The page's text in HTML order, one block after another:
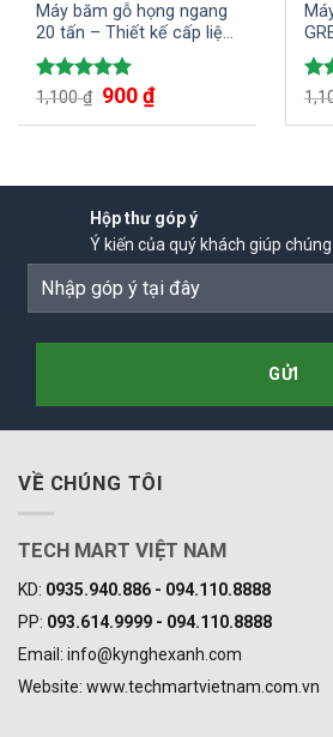
Máy băm gỗ họng ngang
20 tấn – Thiết kế cấp liệu
ngang tối ưu gỗ cây, gỗ
tròn
Được xếp
1,100₫ Giá
gốc
là:
900₫Giá
hiện
tại
Hộp thư góp ý
Ý kiến của quý khách giúp
VỀ CHÚNG TÔI
TECH MART VIỆT NAM
KD: 0935.940.886 - 094.110.8888
PP: 093.614.9999 - 094.110.8888
Email: info@kynghexanh.com
Website: www.techmartvietnam.com.vn